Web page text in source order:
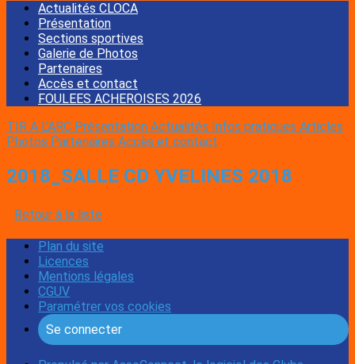
Actualités CLOCA
Présentation
Sections sportives
Galerie de Photos
Partenaires
Accès et contact
FOULEES ACHEROISES 2026
TIR A L'ARC Présentation Actualités Infos pratiques Articles
Photos Partenaires Accès et contact
2018_SALLE CD YVELINES 2018
Retour à la liste
Plan du site
Licences
Mentions légales
CGUV
Paramétrer vos cookies
Se connecter